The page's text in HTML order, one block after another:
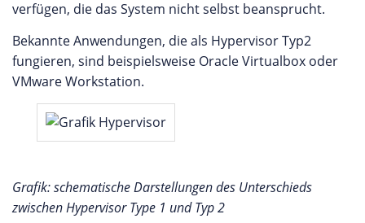
verfügen, die das System nicht selbst beansprucht.
Bekannte Anwendungen, die als Hypervisor Typ2
fungieren, sind beispielsweise Oracle Virtualbox oder
VMware Workstation.
Grafik: schematische Darstellungen des Unterschieds
zwischen Hypervisor Type 1 und Typ 2